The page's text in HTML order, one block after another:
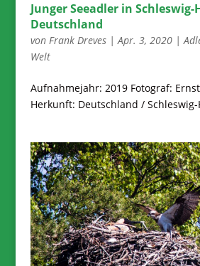
Junger Seeadler in
Deutschland
von Frank Dreves|Apr. 3, 2020|
Welt
Aufnahmejahr: 2019 Fotograf:
Herkunft: Deutschland /